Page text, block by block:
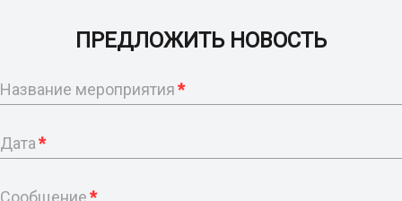
ПРЕДЛОЖИТЬ НОВОСТЬ
Название мероприятия*
Дата*